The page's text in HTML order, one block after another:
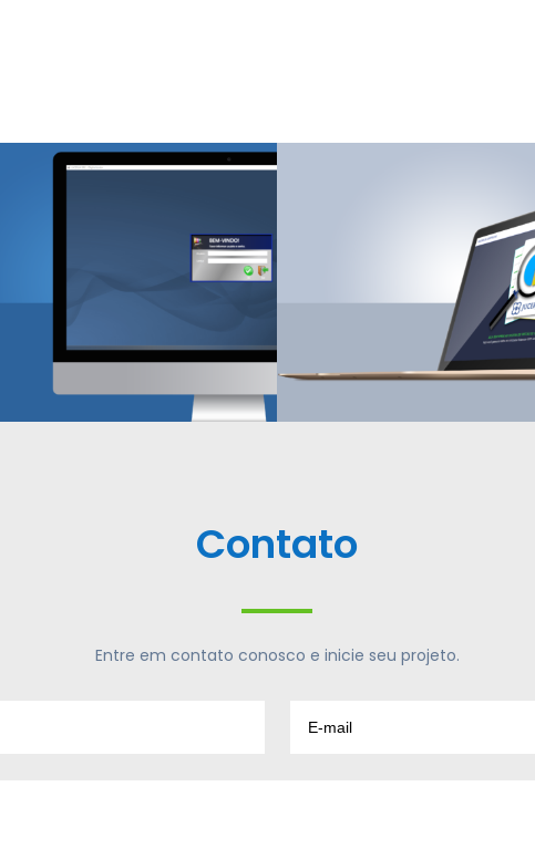
Contato
Entre em contato conosco e inicie seu projeto.